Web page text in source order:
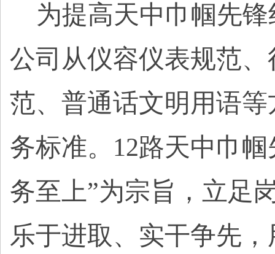
为提高天中巾帼先
公司从仪容仪表规范
范、普通话文明用语
务标准。12路天中巾
务至上”为宗旨，立足
乐于进取、实干争先